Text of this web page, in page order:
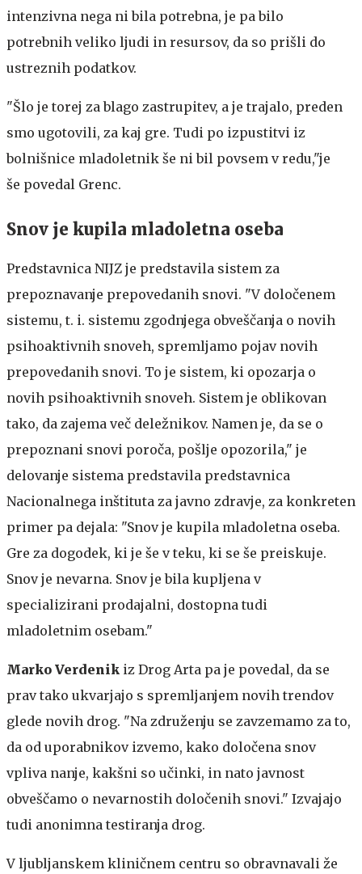
intenzivna nega ni bila potrebna, je pa bilo
potrebnih veliko ljudi in resursov, da so prišli do
ustreznih podatkov.
"Šlo je torej za blago zastrupitev, a je trajalo, preden
smo ugotovili, za kaj gre. Tudi po izpustitvi iz
bolnišnice mladoletnik še ni bil povsem v redu,"je
še povedal Grenc.
Snov je kupila mladoletna oseba
Predstavnica NIJZ je predstavila sistem za
prepoznavanje prepovedanih snovi. "V določenem
sistemu, t. i. sistemu zgodnjega obveščanja o novih
psihoaktivnih snoveh, spremljamo pojav novih
prepovedanih snovi. To je sistem, ki opozarja o
novih psihoaktivnih snoveh. Sistem je oblikovan
tako, da zajema več deležnikov. Namen je, da se o
prepoznani snovi poroča, pošlje opozorila," je
delovanje sistema predstavila predstavnica
Nacionalnega inštituta za javno zdravje, za konkreten
primer pa dejala: "Snov je kupila mladoletna oseba.
Gre za dogodek, ki je še v teku, ki se še preiskuje.
Snov je nevarna. Snov je bila kupljena v
specializirani prodajalni, dostopna tudi
mladoletnim osebam."
Marko Verdenik iz Drog Arta pa je povedal, da se
prav tako ukvarjajo s spremljanjem novih trendov
glede novih drog. "Na združenju se zavzemamo za to,
da od uporabnikov izvemo, kako določena snov
vpliva nanje, kakšni so učinki, in nato javnost
obveščamo o nevarnostih določenih snovi." Izvajajo
tudi anonimna testiranja drog.
V ljubljanskem kliničnem centru so obravnavali že